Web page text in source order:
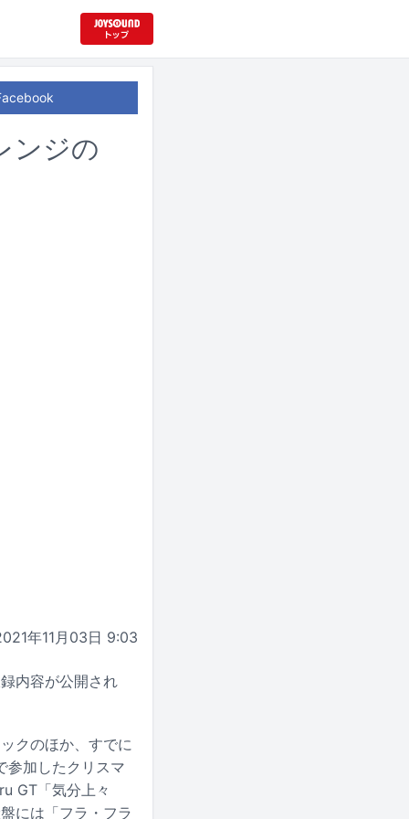
ンジの
年11月03日 9:03
内容が公開され
クのほか、すでに
参加したクリスマ
GT「気分上々
には「フラ・フラ